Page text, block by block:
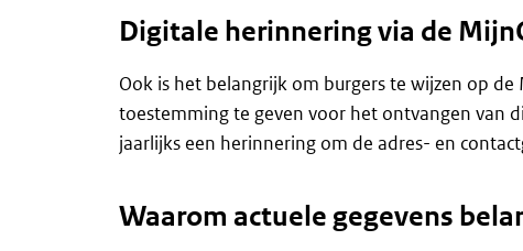
Digitale herinnering via de
Ook is het belangrijk om burgers te wijzen op
toestemming te geven voor het ontvangen van
jaarlijks een herinnering om de adres- en
Waarom actuele gegevens